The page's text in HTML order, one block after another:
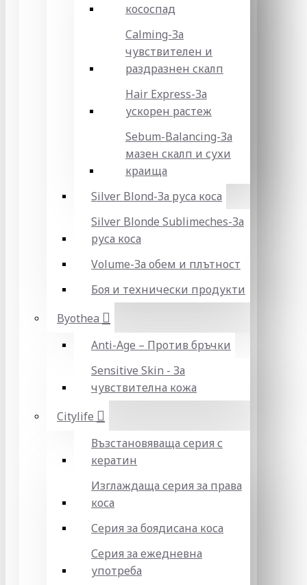
кососпад
Calming-За
чувствителен и
раздразнен скалп
Hair Express-За
ускорен растеж
Sebum-Balancing-За
мазен скалп и сухи
краища
Silver Blond-За руса коса
Silver Blonde Sublіmeches-За
руса коса
Volume-За обем и плътност
Боя и технически продукти
Byothea
Anti-Age – Против бръчки
Sensitive Skin - За
чувствителна кожа
Citylife
Възстановяваща серия с
кератин
Изглаждаща серия за права
коса
Серия за боядисана коса
Серия за ежедневна
употреба